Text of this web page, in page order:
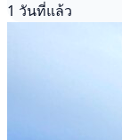
1 วันที่แล้ว